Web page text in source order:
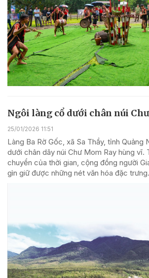
Ngôi làng cổ dưới chân núi
25/01/2026 11:51
Làng Ba Rờ Gốc, xã Sa Thầy, tỉnh Quảng
dưới chân dãy núi Chư Mom Ray hùng vĩ.
chuyển của thời gian, cộng đồng người
gìn giữ được những nét văn hóa đặc